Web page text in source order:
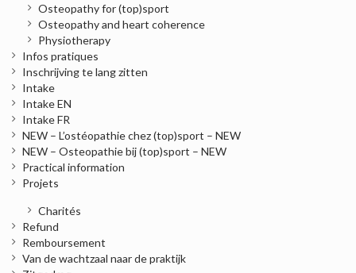
Osteopathy for (top)sport
Osteopathy and heart coherence
Physiotherapy
Infos pratiques
Inschrijving te lang zitten
Intake
Intake EN
Intake FR
NEW – L’ostéopathie chez (top)sport – NEW
NEW – Osteopathie bij (top)sport – NEW
Practical information
Projets
Charités
Refund
Remboursement
Van de wachtzaal naar de praktijk